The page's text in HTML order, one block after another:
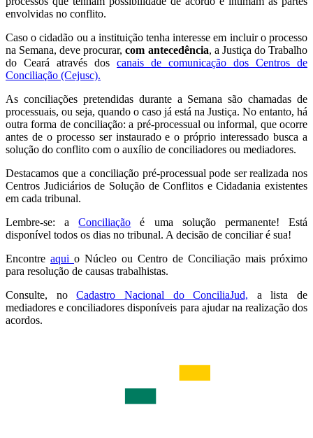
envolvidas no conflito.
Caso o cidadão ou a instituição tenha interesse em incluir o processo
na Semana, deve procurar,com antecedência, a Justiça do Trabalho
do Ceará através dos canais de comunicação dos Centros de
Conciliação (Cejusc).
As conciliações pretendidas durante a Semana são chamadas de
processuais, ou seja, quando o caso já está na Justiça. No entanto, há
outra forma de conciliação: a pré-processual ou informal, que ocorre
antes de o processo ser instaurado e o próprio interessado busca a
solução do conflito com o auxílio de conciliadores ou mediadores.
Destacamos que a conciliação pré-processual pode ser realizada nos
Centros Judiciários de Solução de Conflitos e Cidadania existentes
em cada tribunal.
Lembre-se: aConciliação é uma solução permanente! Está
disponível todos os dias no tribunal. A decisão de conciliar é sua!
Encontre aqui o Núcleo ou Centro de Conciliação mais próximo
para resolução de causas trabalhistas.
Consulte, noCadastro Nacional do ConciliaJud, a lista de
mediadores e conciliadores disponíveis para ajudar na realização dos
acordos.